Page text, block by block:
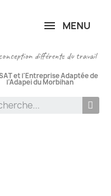
MENU
différente du travail
et l'Entreprise Adaptée de
l'Adapei du Morbihan